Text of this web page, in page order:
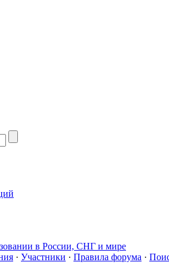
в России, СНГ и мире
· Участники · Правила форума ·